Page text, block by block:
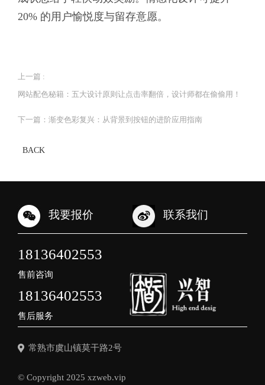
20% 的用户愉悦度与留存意愿。
上一篇 :
网站配色秘籍：五大设计原则让点击率翻倍，设计师都在偷偷用！
下一篇： 渐变色彩复兴：从背景到按钮的进阶应用指南
BACK
我要报价 联系我们
18136402553
售前咨询
18136402553
售后服务
常熟市虞山镇莫干路2号
© Copyright 2025 xzweb.vip